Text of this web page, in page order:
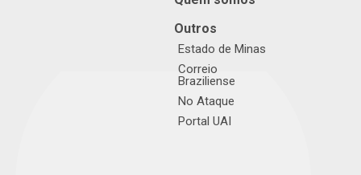
Outros
Estado de Minas
Correio
Braziliense
No Ataque
Portal UAI